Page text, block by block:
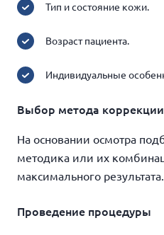
Тип и состояние кожи.
Возраст пациента.
Индивидуальные
Выбор метода коррекции
На основании осмотра
методика или их
максимального результата.
Проведение процедуры